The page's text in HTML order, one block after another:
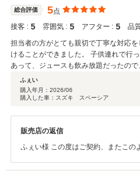
総合評価 5点
接客 : 5 雰囲気 : 5 アフター : 5 品
担当者の方がとても親切で丁寧な対応
けることができました。 子供連れで行
あって、ジュースも飲み放題だったの
を聞くことができました。 また、利用し
ふぇい
購入年月： 2026/06
購入した車：スズキ スペーシア
販売店の返信
ふぇい様 この度はご契約、またこの
ズスペースの清潔さやお菓子のプレ